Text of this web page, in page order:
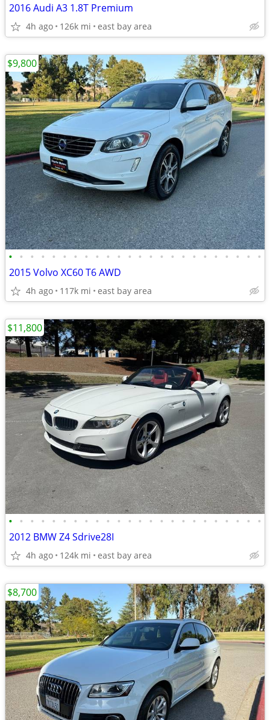
2016 Audi A3 1.8T Premium
4h ago 126k mi east bay area
• • • • • • • • • • • • • • • • • • • • • • • •
2015 Volvo XC60 T6 AWD
4h ago 117k mi east bay area
$9,800
• • • • • • • • • • • • • • • • • • • • • • • •
2012 BMW Z4 Sdrive28I
4h ago 124k mi east bay area
$11,800
$8,700